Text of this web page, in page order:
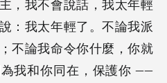
，我不會說話，我太年輕
：我太年輕了。不論我派
不論我命令你什麼，你就
我和你同在，保護你 ——